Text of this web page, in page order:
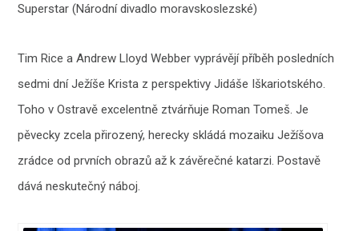
Superstar (Národní divadlo moravskoslezské)
Tim Rice a Andrew Lloyd Webber vyprávějí příběh posledních
sedmi dní Ježíše Krista z perspektivy Jidáše Iškariotského.
Toho v Ostravě excelentně ztvárňuje Roman Tomeš. Je
pěvecky zcela přirozený, herecky skládá mozaiku Ježíšova
zrádce od prvních obrazů až k závěrečné katarzi. Postavě
dává neskutečný náboj.